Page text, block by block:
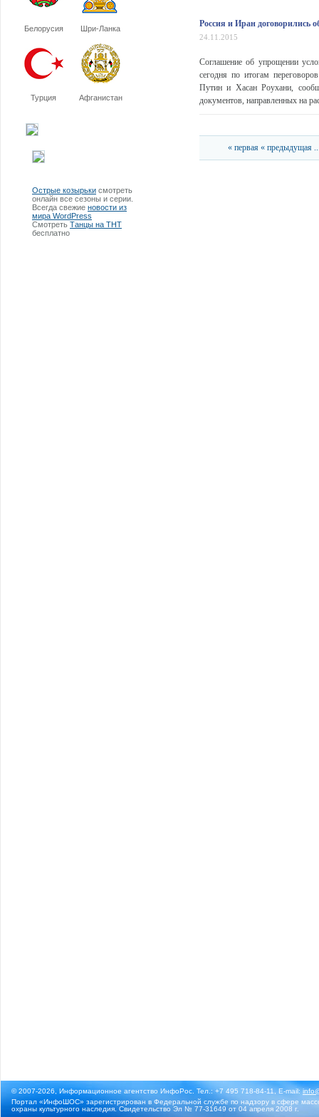
Белорусия Шри-Ланка
Турция Афганистан
Острые козырьки смотреть
онлайн все сезоны и серии.
Всегда свежие новости из
мира WordPress
Смотреть Танцы на ТНТ
бесплатно
Россия и Иран договорились
24.11.2015
Соглашение об упрощении
сегодня по итогам
Путин и Хасан Роухани,
документов, направленных на
« первая « предыдущая
© 2007-2026, Информационное агентство ИнфоРос. Тел.: +7 495 718-84-11, E-mail:
Портал «ИнфоШОС» зарегистрирован в Федеральной службе по надзору в сфере
охраны культурного наследия. Свидетельство Эл № 77-31649 от 04 апреля 2008 г.